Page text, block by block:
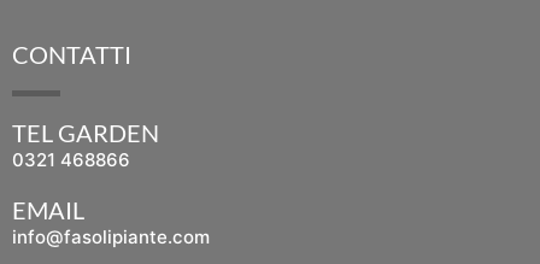
CONTATTI
TEL GARDEN
0321 468866
EMAIL
info@fasolipiante.com